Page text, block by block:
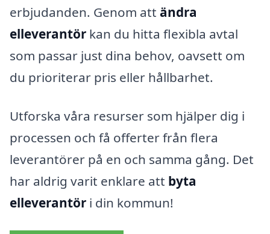
erbjudanden. Genom att ändra
elleverantör kan du hitta flexibla avtal
som passar just dina behov, oavsett om
du prioriterar pris eller hållbarhet.
Utforska våra resurser som hjälper dig i
processen och få offerter från flera
leverantörer på en och samma gång. Det
har aldrig varit enklare att byta
elleverantör i din kommun!